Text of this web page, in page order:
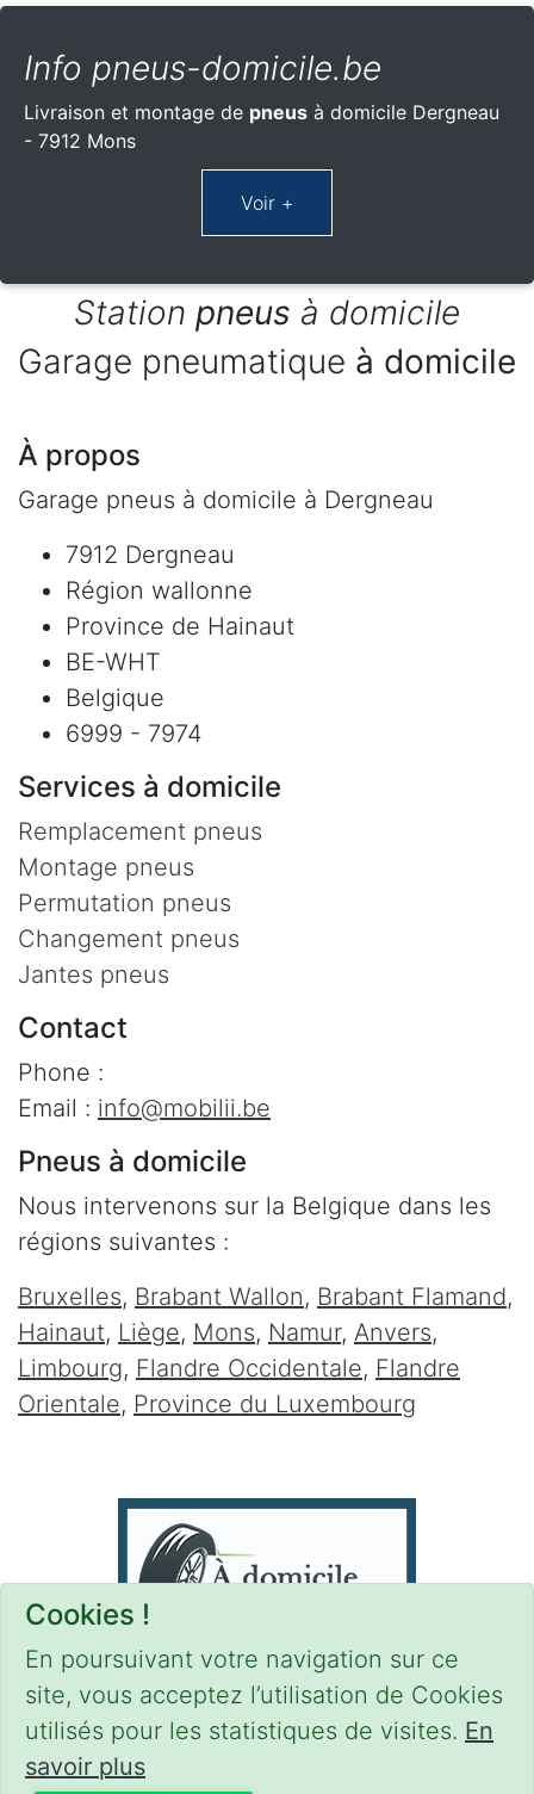
Cookies !
En poursuivant votre navigation sur ce
site, vous acceptez l’utilisation de Cookies
utilisés pour les statistiques de visites. En
savoir plus
Info pneus-domicile.be
Livraison et montage de pneus à domicile Dergneau
- 7912 Mons
Station pneus à domicile
Garage pneumatique à domicile
À propos
Garage pneus à domicile à Dergneau
7912 Dergneau
Région wallonne
Province de Hainaut
BE-WHT
Belgique
6999 - 7974
Services à domicile
Remplacement pneus
Montage pneus
Permutation pneus
Changement pneus
Jantes pneus
Contact
Phone :
Email : info@mobilii.be
Pneus à domicile
Nous intervenons sur la Belgique dans les
régions suivantes :
Bruxelles, Brabant Wallon, Brabant Flamand,
Hainaut, Liège, Mons, Namur, Anvers,
Limbourg, Flandre Occidentale, Flandre
Orientale, Province du Luxembourg
CONDITIONS-